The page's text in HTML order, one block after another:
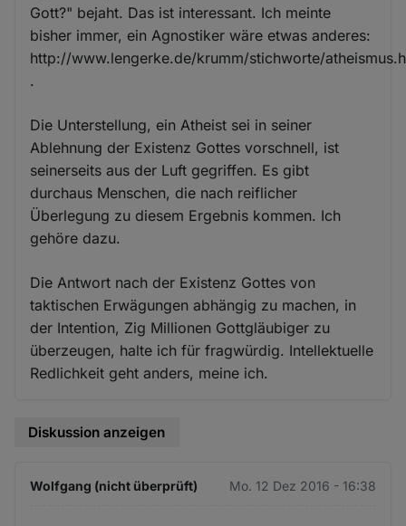
Gott?" bejaht. Das ist interessant. Ich meinte
bisher immer, ein Agnostiker wäre etwas anderes:
http://www.lengerke.de/krumm/stichworte/
.
Die Unterstellung, ein Atheist sei in seiner
Ablehnung der Existenz Gottes vorschnell, ist
seinerseits aus der Luft gegriffen. Es gibt
durchaus Menschen, die nach reiflicher
Überlegung zu diesem Ergebnis kommen. Ich
gehöre dazu.
Die Antwort nach der Existenz Gottes von
taktischen Erwägungen abhängig zu machen, in
der Intention, Zig Millionen Gottgläubiger zu
überzeugen, halte ich für fragwürdig. Intellektuelle
Redlichkeit geht anders, meine ich.
Diskussion anzeigen
Wolfgang (nicht überprüft) Mo. 12 Dez 2016 - 16:38